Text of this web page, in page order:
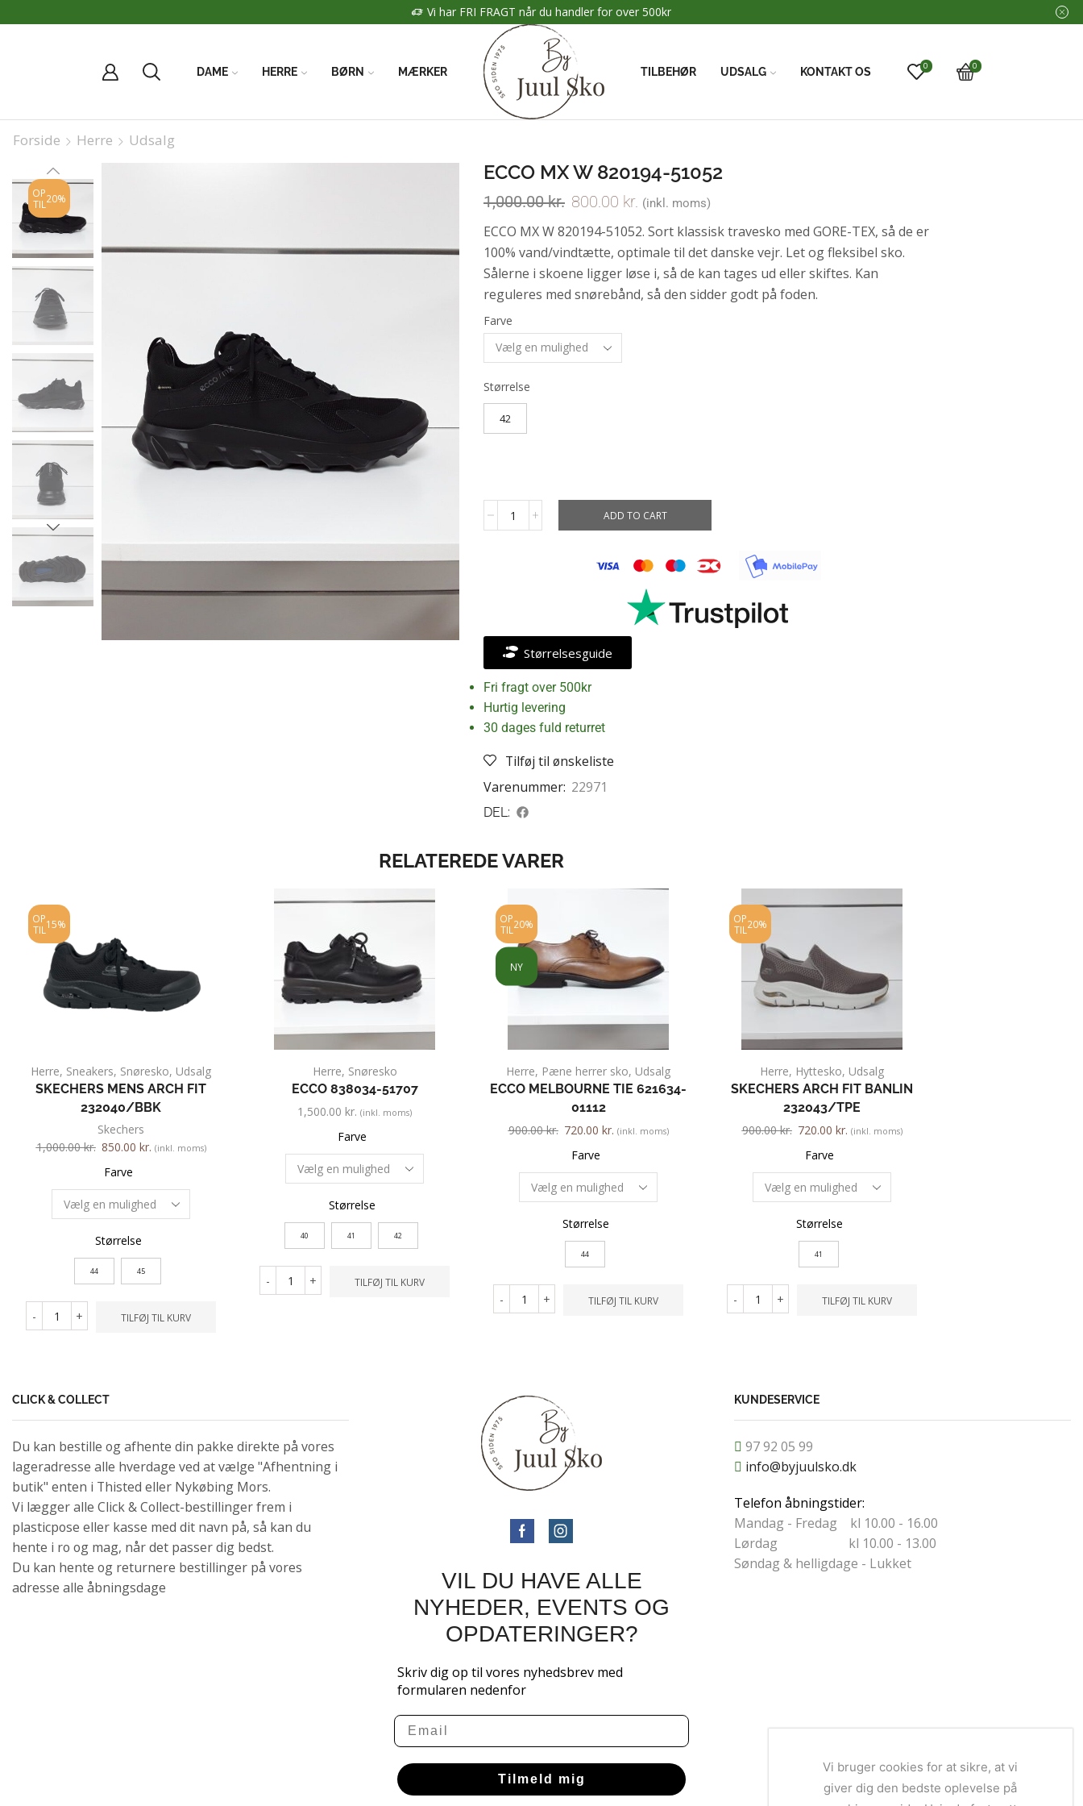
Vi har FRI FRAGT når du handler for over 500kr
DAME HERRE BØRN MÆRKER TILBEHØR UDSALG KONTAKT OS 0 0
Forside Herre Udsalg
OP
TIL 20%
ECCO MX W 820194-51052
1,000.00kr. 800.00 kr. (inkl. moms)
ECCO MX W 820194-51052. Sort klassisk travesko med GORE-TEX, så de er
100% vand/vindtætte, optimale til det danske vejr. Let og fleksibel sko.
Sålerne i skoene ligger løse i, så de kan tages ud eller skiftes. Kan
reguleres med snørebånd, så den sidder godt på foden.
Farve
Størrelse
42
ADD TO CART
Størrelsesguide
Fri fragt over 500kr
Hurtig levering
30 dages fuld returret
Tilføj til ønskeliste
Varenummer: 22971
DEL:
RELATEREDE VARER
OP
TIL 15%
Herre, Sneakers, Snøresko, Udsalg
SKECHERS MENS ARCH FIT
232040/BBK
Skechers
1,000.00kr. 850.00 kr. (inkl. moms)
Farve
Størrelse
44 45
- + TILFØJ TIL KURV
Herre, Snøresko
ECCO 838034-51707
1,500.00 kr. (inkl. moms)
Farve
Størrelse
40 41 42
- + TILFØJ TIL KURV
OP
TIL 20%
NY
Herre, Pæne herrer sko, Udsalg
ECCO MELBOURNE TIE 621634-
01112
900.00kr. 720.00 kr. (inkl. moms)
Farve
Størrelse
44
- + TILFØJ TIL KURV
OP
TIL 20%
Herre, Hyttesko, Udsalg
SKECHERS ARCH FIT BANLIN
232043/TPE
900.00kr. 720.00 kr. (inkl. moms)
Farve
Størrelse
41
- + TILFØJ TIL KURV
CLICK & COLLECT
Du kan bestille og afhente din pakke direkte på vores
lageradresse alle hverdage ved at vælge "Afhentning i
butik" enten i Thisted eller Nykøbing Mors.
Vi lægger alle Click & Collect-bestillinger frem i
plasticpose eller kasse med dit navn på, så kan du
hente i ro og mag, når det passer dig bedst.
Du kan hente og returnere bestillinger på vores
adresse alle åbningsdage
VIL DU HAVE ALLE
NYHEDER, EVENTS OG
OPDATERINGER?
Skriv dig op til vores nyhedsbrev med
formularen nedenfor
Email
Tilmeld mig
KUNDESERVICE
97 92 05 99
info@byjuulsko.dk
Telefon åbningstider:
Mandag - Fredag kl 10.00 - 16.00
Lørdag kl 10.00 - 13.00
Søndag & helligdage - Lukket
Vi bruger cookies for at sikre, at vi
giver dig den bedste oplevelse på